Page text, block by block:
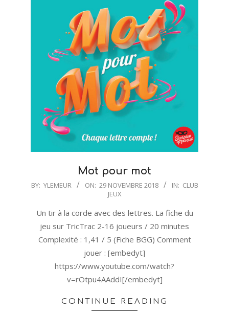
Mot pour mot
2018-
29
BY: YLEMEUR ON: 29 NOVEMBRE 2018 IN: CLUB
JEUX
Un tir à la corde avec des lettres. La fiche du
jeu sur TricTrac 2-16 joueurs / 20 minutes
Complexité : 1,41 / 5 (Fiche BGG) Comment
jouer : [embedyt]
https://www.youtube.com/watch?
v=rOtpu4AAddI[/embedyt]
CONTINUE READING